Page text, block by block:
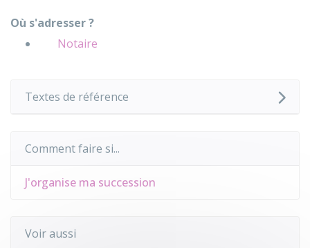
Où s'adresser ?
Notaire
Textes de référence
Comment faire si...
J'organise ma succession
Voir aussi